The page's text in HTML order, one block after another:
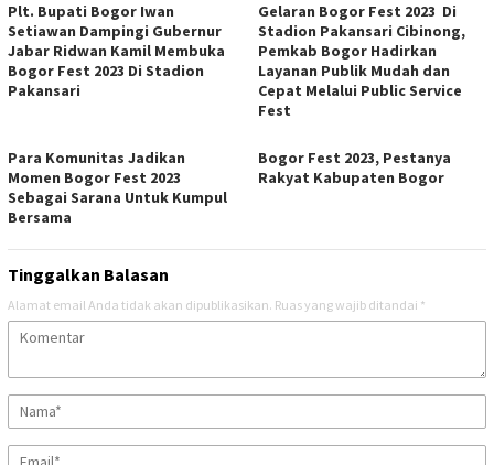
Plt. Bupati Bogor Iwan
Setiawan Dampingi Gubernur
Jabar Ridwan Kamil Membuka
Bogor Fest 2023 Di Stadion
Pakansari
Gelaran Bogor Fest 2023 Di
Stadion Pakansari Cibinong,
Pemkab Bogor Hadirkan
Layanan Publik Mudah dan
Cepat Melalui Public Service
Fest
Para Komunitas Jadikan
Momen Bogor Fest 2023
Sebagai Sarana Untuk Kumpul
Bersama
Bogor Fest 2023, Pestanya
Rakyat Kabupaten Bogor
Tinggalkan Balasan
Alamat email Anda tidak akan dipublikasikan. Ruas yang wajib ditandai *